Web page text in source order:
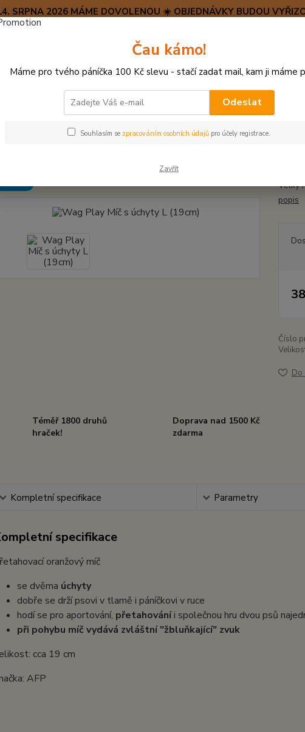
SRPNA 2026 MÁME DOVOLENOU ☀️ OBJEDNÁVKY BUDOU
Hledat
Velký
popis
Číslo
Do
Téměř 1800 druhů
hraček!
Doprava nad 1500 Kč
zdarma
Kompletní specifikace Parametry
specifikace
oranžový míč
se dvěma úchyty
dobře se drží psovi v tlamě i páníčkovi v ruce
hodí se pro aportování, přetahováníi společnou hru dvou psů
při pohybu míč vydává zvláštní "žbluňkající" zvuk
cca 19 cm
AFP
Čau kámo!
Máme pro tvého páníčka 100 Kč slevu - stačí zadat mail, kam ji máme
Odeslat
Souhlasím se zpracováním osobních údajů pro účely registrace.
Zavřít